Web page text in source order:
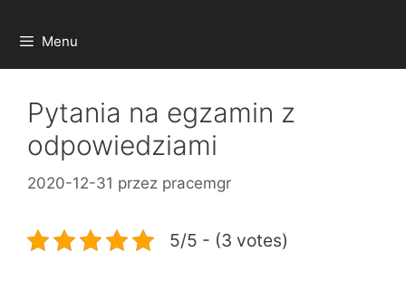
Menu
Pytania na egzamin z
odpowiedziami
2020-12-31 przez pracemgr
5/5 - (3 votes)